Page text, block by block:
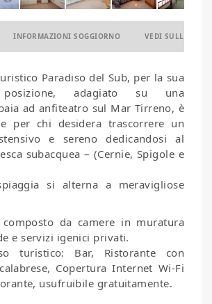
INFORMAZIONI SOGGIORNO VEDI SULLA
Paradiso del Sub, per la sua
posizione, adagiato su una
ad anfiteatro sul Mar Tirreno, è
per chi desidera trascorrere un
e sereno dedicandosi al
subacquea – (Cernie, Spigole e
si alterna a meravigliose
da camere in muratura
e servizi igenici privati.
turistico: Bar, Ristorante con
Copertura Internet Wi-Fi
usufruibile gratuitamente.